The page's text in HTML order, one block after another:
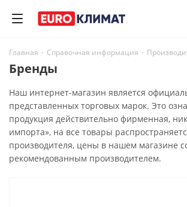
Главная - Справочная информация -
Бренды
Наш интернет-магазин является
представленных торговых марок. Это
продукция действительно фирменная,
импорта», на все товары
производителя, цены в нашем магазине
рекомендованным производителем.